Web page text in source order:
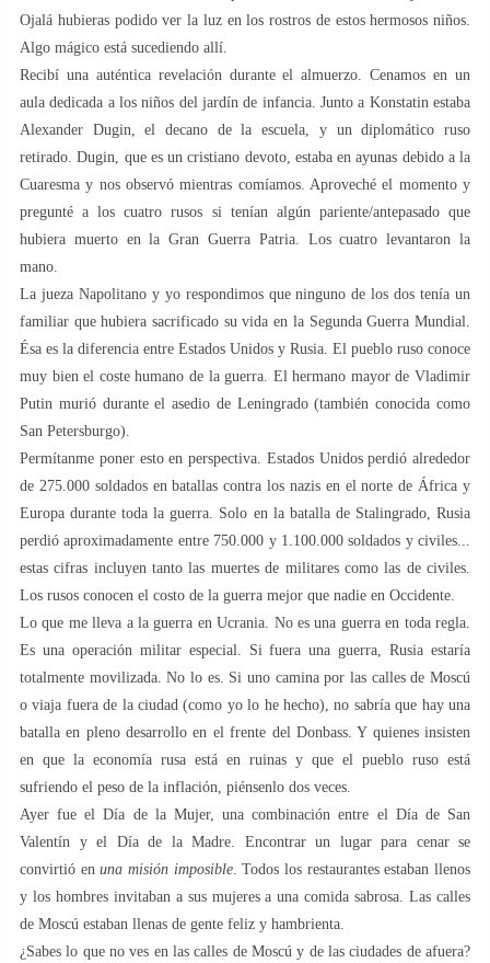
Ojalá hubieras podido ver la luz en los rostros de estos hermosos niños.
Algo mágico está sucediendo allí.
Recibí una auténtica revelación durante el almuerzo. Cenamos en un
aula dedicada a los niños del jardín de infancia. Junto a Konstatin estaba
Alexander Dugin, el decano de la escuela, y un diplomático ruso
retirado. Dugin, que es un cristiano devoto, estaba en ayunas debido a la
Cuaresma y nos observó mientras comíamos. Aproveché el momento y
pregunté a los cuatro rusos si tenían algún pariente/antepasado que
hubiera muerto en la Gran Guerra Patria. Los cuatro levantaron la
mano.
La jueza Napolitano y yo respondimos que ninguno de los dos tenía un
familiar que hubiera sacrificado su vida en la Segunda Guerra Mundial.
Ésa es la diferencia entre Estados Unidos y Rusia. El pueblo ruso conoce
muy bien el coste humano de la guerra. El hermano mayor de Vladimir
Putin murió durante el asedio de Leningrado (también conocida como
San Petersburgo).
Permítanme poner esto en perspectiva. Estados Unidos perdió alrededor
de 275.000 soldados en batallas contra los nazis en el norte de África y
Europa durante toda la guerra. Solo en la batalla de Stalingrado, Rusia
perdió aproximadamente entre 750.000 y 1.100.000 soldados y civiles...
estas cifras incluyen tanto las muertes de militares como las de civiles.
Los rusos conocen el costo de la guerra mejor que nadie en Occidente.
Lo que me lleva a la guerra en Ucrania. No es una guerra en toda regla.
Es una operación militar especial. Si fuera una guerra, Rusia estaría
totalmente movilizada. No lo es. Si uno camina por las calles de Moscú
o viaja fuera de la ciudad (como yo lo he hecho), no sabría que hay una
batalla en pleno desarrollo en el frente del Donbass. Y quienes insisten
en que la economía rusa está en ruinas y que el pueblo ruso está
sufriendo el peso de la inflación, piénsenlo dos veces.
Ayer fue el Día de la Mujer, una combinación entre el Día de San
Valentín y el Día de la Madre. Encontrar un lugar para cenar se
convirtió enuna misión imposible. Todos los restaurantes estaban llenos
y los hombres invitaban a sus mujeres a una comida sabrosa. Las calles
de Moscú estaban llenas de gente feliz y hambrienta.
¿Sabes lo que no ves en las calles de Moscú y de las ciudades de afuera?